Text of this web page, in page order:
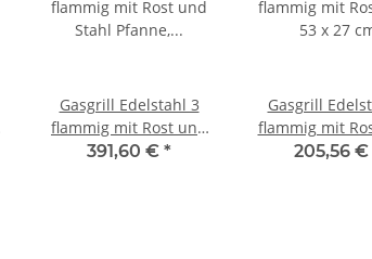
Gasgrill Edelstahl 3
flammig mit Rost und
Stahl Pfanne, 65 x 53 x
391,60 € *
Gasgrill
flammig mit
53 x 27
205,56 €